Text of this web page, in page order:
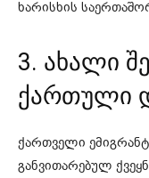
ხარისხის
3. ახალი
ქართული
ქართველი
განვითარებულ